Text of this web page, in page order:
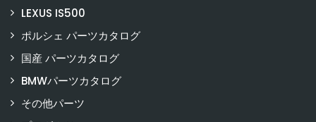
LEXUS IS500
ポルシェ パーツカタログ
国産 パーツカタログ
BMWパーツカタログ
その他パーツ